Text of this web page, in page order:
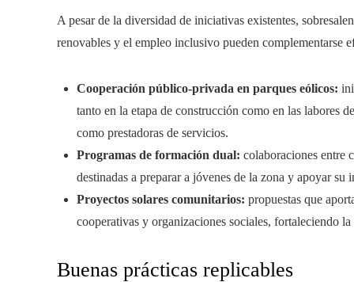
A pesar de la diversidad de iniciativas existentes,
renovables y el empleo inclusivo pueden complementarse
Cooperación público-privada en parques eólicos:
tanto en la etapa de construcción como en las labores
como prestadoras de servicios.
Programas de formación dual: colaboraciones entre
destinadas a preparar a jóvenes de la zona y apoyar su
Proyectos solares comunitarios: propuestas que
cooperativas y organizaciones sociales, fortaleciendo
Buenas prácticas replicables